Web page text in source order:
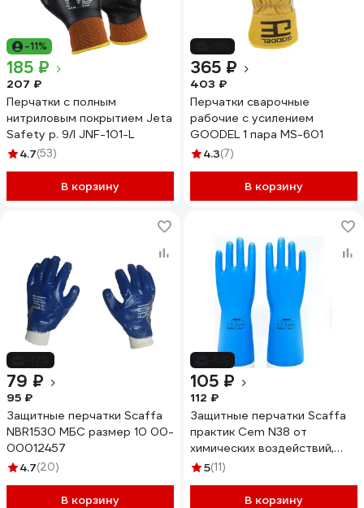
-11%
185 ₽
207 ₽
Перчатки с полным
нитриловым покрытием Jeta
Safety р. 9/l JNF-101-L
4.7(53)
В корзину
365 ₽
403 ₽
Перчатки сварочные
рабочие с усилением
GOODEL 1 пара MS-601
4.3(7)
В корзину
79 ₽
95 ₽
Защитные перчатки Scaffa
NBR1530 МБС размер 10 00-
00012457
4.7(20)
В корзину
105 ₽
112 ₽
Защитные перчатки Scaffa
практик Cem N38 от
химических воздействий,
размер 9 00-01017722
5(11)
В корзину